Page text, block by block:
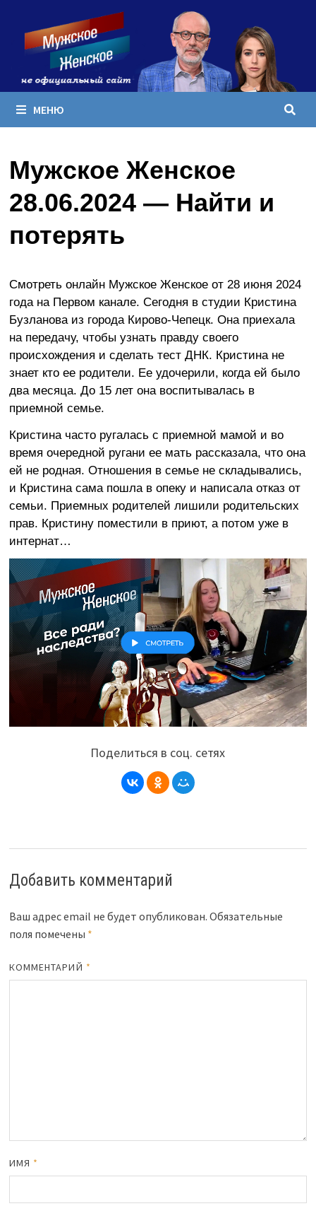
содержимому
МЕНЮ
Мужское Женское
28.06.2024 — Найти и
потерять
Смотреть онлайн Мужское Женское от 28 июня 2024
года на Первом канале. Сегодня в студии Кристина
Бузланова из города Кирово-Чепецк. Она приехала
на передачу, чтобы узнать правду своего
происхождения и сделать тест ДНК. Кристина не
знает кто ее родители. Ее удочерили, когда ей было
два месяца. До 15 лет она воспитывалась в
приемной семье.
Кристина часто ругалась с приемной мамой и во
время очередной ругани ее мать рассказала, что она
ей не родная. Отношения в семье не складывались,
и Кристина сама пошла в опеку и написала отказ от
семьи. Приемных родителей лишили родительских
прав. Кристину поместили в приют, а потом уже в
интернат…
Поделиться в соц. сетях
Добавить комментарий
Ваш адрес email не будет опубликован. Обязательные
поля помечены *
КОММЕНТАРИЙ *
ИМЯ *